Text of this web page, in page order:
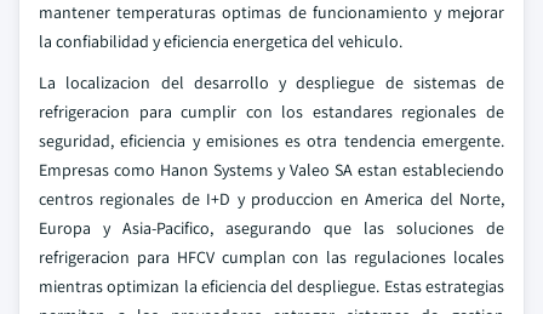
mantener temperaturas optimas de funcionamiento y mejorar
la confiabilidad y eficiencia energetica del vehiculo.
La localizacion del desarrollo y despliegue de sistemas de
refrigeracion para cumplir con los estandares regionales de
seguridad, eficiencia y emisiones es otra tendencia emergente.
Empresas como Hanon Systems y Valeo SA estan estableciendo
centros regionales de I+D y produccion en America del Norte,
Europa y Asia-Pacifico, asegurando que las soluciones de
refrigeracion para HFCV cumplan con las regulaciones locales
mientras optimizan la eficiencia del despliegue. Estas estrategias